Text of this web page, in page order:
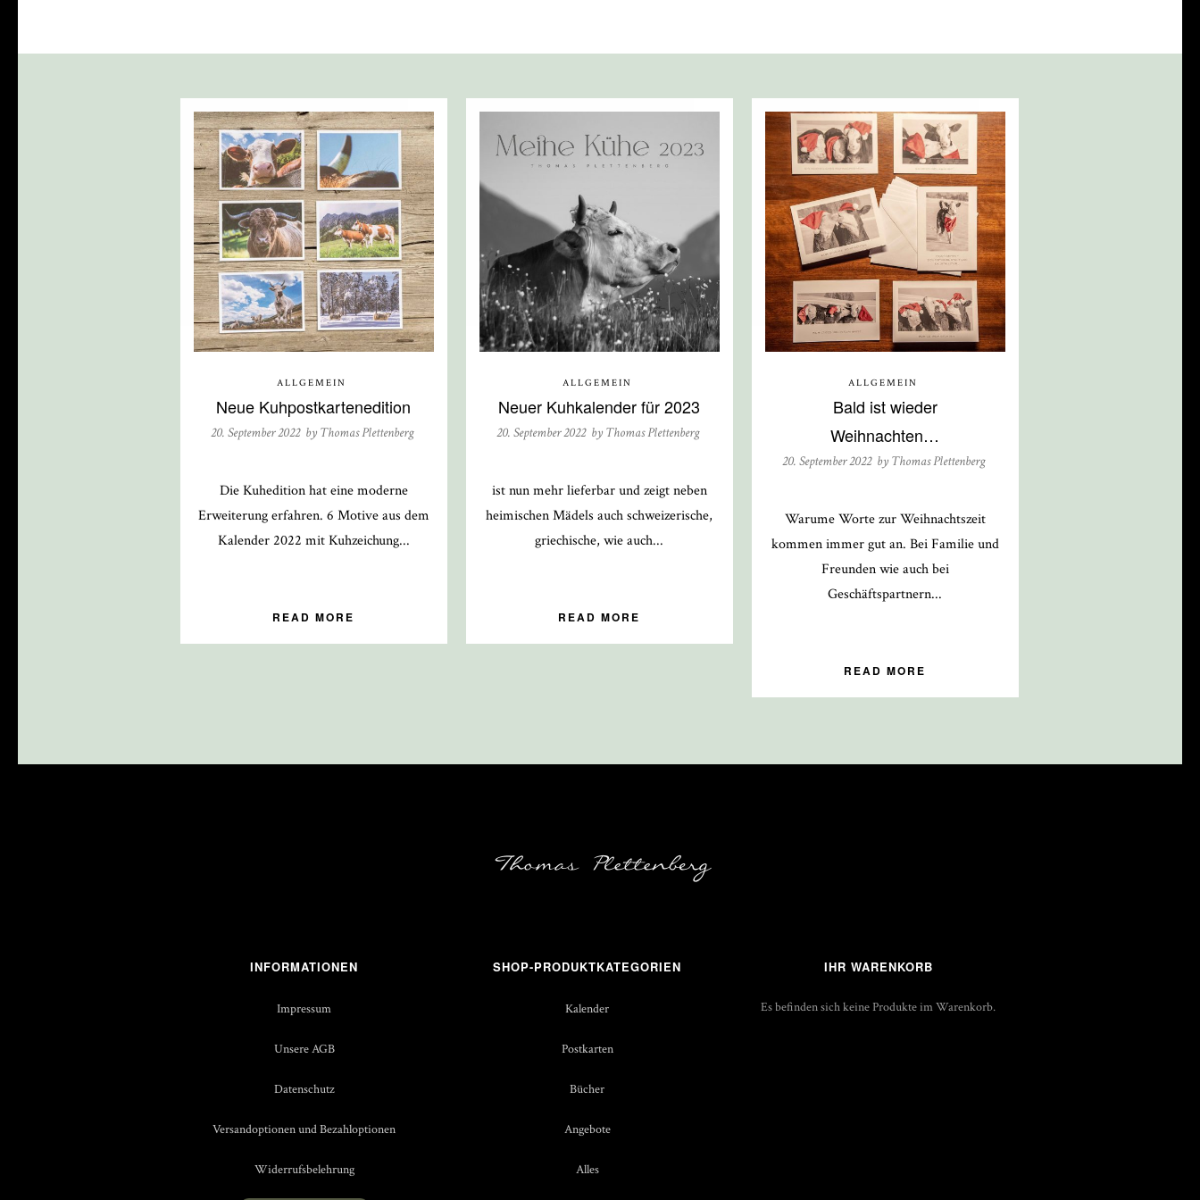
ALLGEMEIN
Neue Kuhpostkartenedition
20. September 2022 by Thomas Plettenberg
Die Kuhedition hat eine moderne
Erweiterung erfahren. 6 Motive aus dem
Kalender 2022 mit Kuhzeichung...
READ MORE
ALLGEMEIN
Neuer Kuhkalender für 2023
20. September 2022 by Thomas Plettenberg
ist nun mehr lieferbar und zeigt neben
heimischen Mädels auch schweizerische,
griechische, wie auch...
READ MORE
ALLGEMEIN
Bald ist wieder
Weihnachten…
20. September 2022 by Thomas Plettenberg
Warume Worte zur Weihnachtszeit
kommen immer gut an. Bei Familie und
Freunden wie auch bei
Geschäftspartnern...
READ MORE
INFORMATIONEN
Impressum
Unsere AGB
Datenschutz
Versandoptionen und Bezahloptionen
Widerrufsbelehrung
SHOP-PRODUKTKATEGORIEN
Kalender
Postkarten
Bücher
Angebote
Alles
IHR WARENKORB
Es befinden sich keine Produkte im Warenkorb.